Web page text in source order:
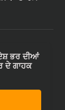
ਭਰ ਦੀਆਂ
ਦੇ ਗਾਹਕ